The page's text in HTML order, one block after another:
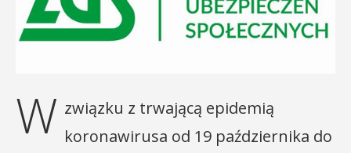
W związku z trwającą epidemią
koronawirusa od 19 października do